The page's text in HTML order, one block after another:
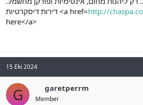
דירות דיסקרטיות <a href=http://
here</a>
15 Eki 2024
G garetperrm
Member